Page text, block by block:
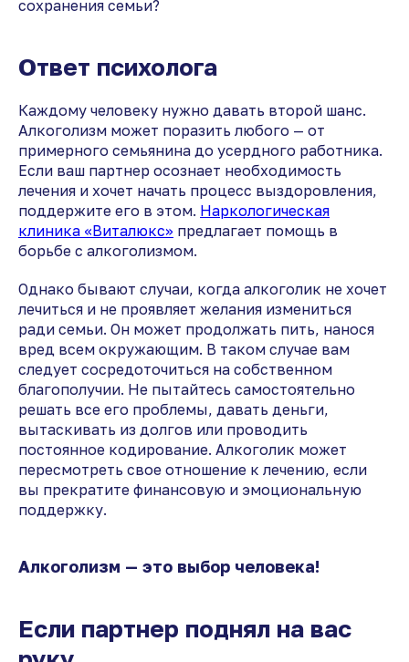
сохранения семьи?
Ответ психолога
Каждому человеку нужно давать второй шанс.
Алкоголизм может поразить любого — от
примерного семьянина до усердного работника.
Если ваш партнер осознает необходимость
лечения и хочет начать процесс выздоровления,
поддержите его в этом. Наркологическая
клиника «Виталюкс» предлагает помощь в
борьбе с алкоголизмом.
Однако бывают случаи, когда алкоголик не хочет
лечиться и не проявляет желания измениться
ради семьи. Он может продолжать пить, нанося
вред всем окружающим. В таком случае вам
следует сосредоточиться на собственном
благополучии. Не пытайтесь самостоятельно
решать все его проблемы, давать деньги,
вытаскивать из долгов или проводить
постоянное кодирование. Алкоголик может
пересмотреть свое отношение к лечению, если
вы прекратите финансовую и эмоциональную
поддержку.
Алкоголизм — это выбор человека!
Если партнер поднял на вас